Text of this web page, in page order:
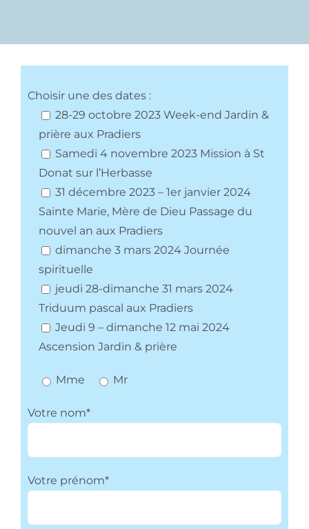
Choisir une des dates :
28-29 octobre 2023 Week-end Jardin &
prière aux Pradiers
Samedi 4 novembre 2023 Mission à St
Donat sur l’Herbasse
31 décembre 2023 – 1er janvier 2024
Sainte Marie, Mère de Dieu Passage du
nouvel an aux Pradiers
dimanche 3 mars 2024 Journée
spirituelle
jeudi 28-dimanche 31 mars 2024
Triduum pascal aux Pradiers
Jeudi 9 – dimanche 12 mai 2024
Ascension Jardin & prière
Mme Mr
Votre nom*
Votre prénom*